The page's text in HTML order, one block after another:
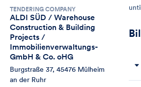
TENDERING COMPANY
ALDI SÜD / Warehouse
Construction & Building
Projects /
Immobilienverwaltungs-
GmbH & Co. oHG
Burgstraße 37, 45476 Mülheim
an der Ruhr